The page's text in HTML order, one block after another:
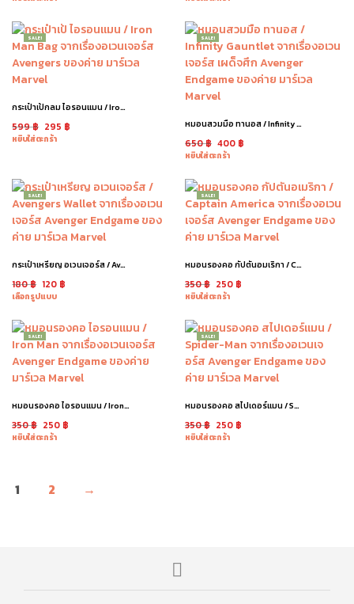
SALE!
กระเป๋าเป้กลม ไอรอนแมน / Iron Man Bag
599฿ 295 ฿
หยิบใส่ตะกร้า
SALE!
หมอนสวมมือ ทานอส / Infinity Gauntlet
650฿ 400 ฿
หยิบใส่ตะกร้า
SALE!
กระเป๋าเหรียญ อเวนเจอร์ส / Avengers Wallet
180฿ 120 ฿
เลือกรูปแบบ
SALE!
หมอนรองคอ กัปตันอมเริกา / Captain America
350฿ 250 ฿
หยิบใส่ตะกร้า
SALE!
หมอนรองคอ ไอรอนแมน / Iron Man
350฿ 250 ฿
หยิบใส่ตะกร้า
SALE!
หมอนรองคอ สไปเดอร์แมน / Spider Man
350฿ 250 ฿
หยิบใส่ตะกร้า
1 2 →